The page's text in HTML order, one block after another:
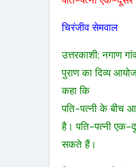
चिरंजीव सेमवाल
उत्तरकाशी: नगाण
पुराण का दिव्य
कहा कि
पति-पत्नी के बीच
है। पति-पत्नी एक-
सकते हैं।